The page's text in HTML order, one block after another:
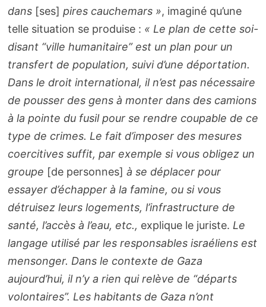
dans [ses] pires cauchemars », imaginé qu’une
telle situation se produise : « Le plan de cette soi-
disant “ville humanitaire” est un plan pour un
transfert de population, suivi d’une déportation.
Dans le droit international, il n’est pas nécessaire
de pousser des gens à monter dans des camions
à la pointe du fusil pour se rendre coupable de ce
type de crimes. Le fait d’imposer des mesures
coercitives suffit, par exemple si vous obligez un
groupe [de personnes] à se déplacer pour
essayer d’échapper à la famine, ou si vous
détruisez leurs logements, l’infrastructure de
santé, l’accès à l’eau, etc., explique le juriste. Le
langage utilisé par les responsables israéliens est
mensonger. Dans le contexte de Gaza
aujourd’hui, il n’y a rien qui relève de “départs
volontaires”. Les habitants de Gaza n’ont